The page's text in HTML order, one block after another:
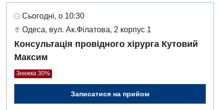
Сьогодні, о 10:30
Одеса, вул. Ак.Філатова, 2 корпус 1
Консультація провідного хірурга Кутовий
Максим
Знижка 30%
Записатися на прийом